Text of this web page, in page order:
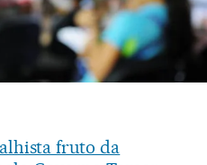
fruto da